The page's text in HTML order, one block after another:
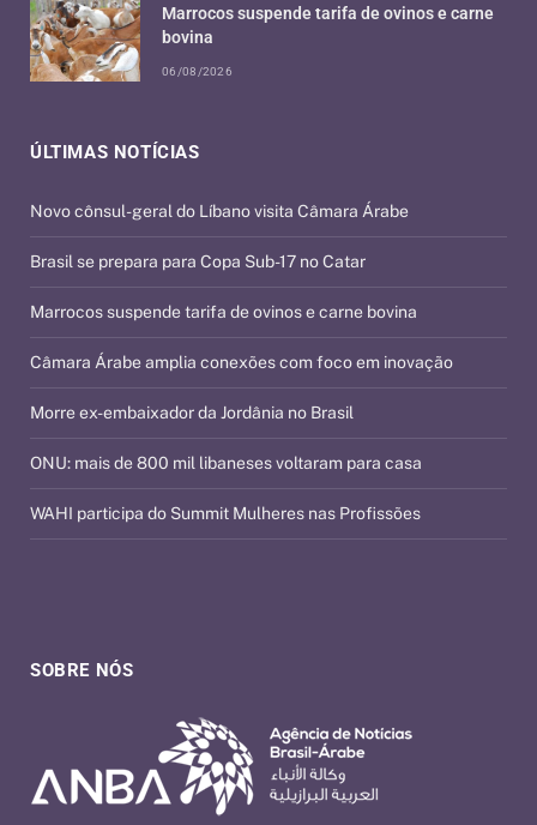
SOBRE NÓS
ÚLTIMAS NOTÍCIAS
Novo cônsul-geral do Líbano visita Câmara Árabe
Brasil se prepara para Copa Sub-17 no Catar
Marrocos suspende tarifa de ovinos e carne bovina
Câmara Árabe amplia conexões com foco em inovação
Morre ex-embaixador da Jordânia no Brasil
ONU: mais de 800 mil libaneses voltaram para casa
WAHI participa do Summit Mulheres nas Profissões
Marrocos suspende tarifa de ovinos e carne
bovina
06/08/2026